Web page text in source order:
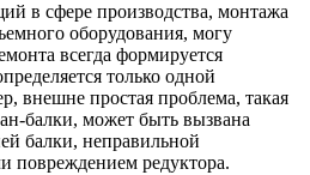
в сфере производства, монтажа
оборудования, могу
всегда формируется
только одной
внешне простая проблема, такая
балки, может быть вызвана
балки, неправильной
повреждением редуктора.